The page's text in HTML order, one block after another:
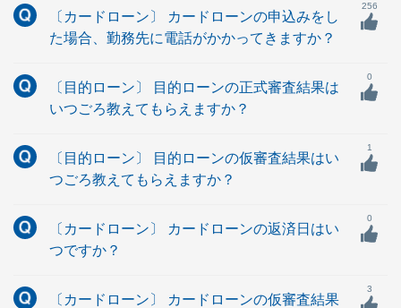
〔カードローン〕 カードローンの申込みをし
た場合、勤務先に電話がかかってきますか？
256
〔目的ローン〕 目的ローンの正式審査結果は
いつごろ教えてもらえますか？
0
〔目的ローン〕 目的ローンの仮審査結果はい
つごろ教えてもらえますか？
1
〔カードローン〕 カードローンの返済日はい
つですか？
0
〔カードローン〕 カードローンの仮審査結果
3